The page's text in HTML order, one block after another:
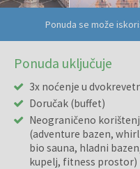
Ponuda se može
Ponuda uključuje
3x noćenje u
Doručak (buffet)
Neograničeno
(adventure bazen,
bio sauna, hladni
kupelj, fitness prostor)